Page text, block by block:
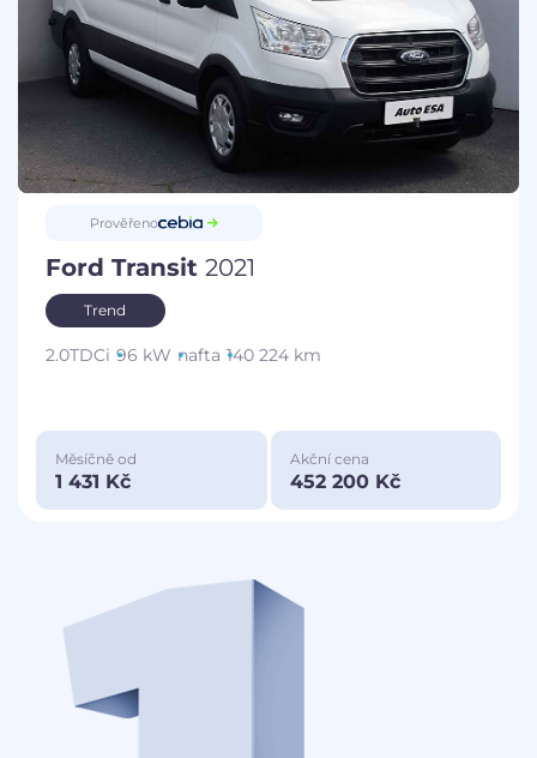
Prověřeno
Ford Transit 2021
Trend
2.0TDCi 96 kW nafta 140 224 km
Měsíčně od
1 431 Kč
Akční cena
452 200 Kč